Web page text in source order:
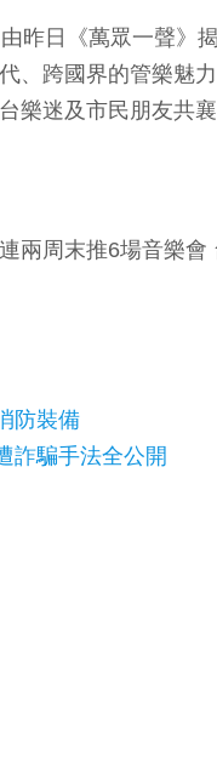
昨日《萬眾一聲
跨國界的管樂魅
樂迷及市民朋友共
兩周末推6場音樂
防裝備
詐騙手法全公開